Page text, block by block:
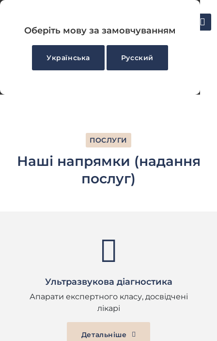
Оберіть мову за замовчуванням
Українська Русский
Усі послуги
ПОСЛУГИ
Наші напрямки (надання
послуг)
Ультразвукова діагностика
Апарати експертного класу, досвідчені
лікарі
Детальніше